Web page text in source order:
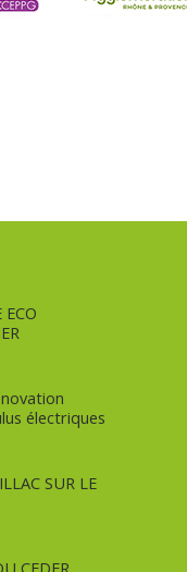
électriques
SUR LE
CEDER